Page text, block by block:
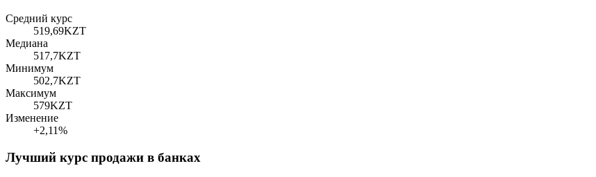
Средний курс
519,69KZT
Медиана
517,7KZT
Минимум
502,7KZT
Максимум
579KZT
Изменение
+2,11%
Лучший курс продажи в банках